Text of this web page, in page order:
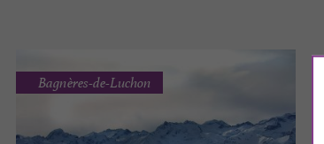
Bagnères-de-Luchon